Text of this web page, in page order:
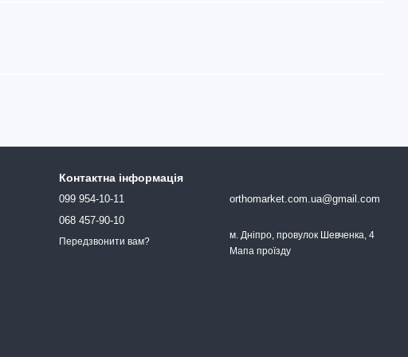
Контактна інформація
099 954-10-11
068 457-90-10
Передзвонити вам?
orthomarket.com.ua@gmail.com
м. Дніпро, провулок Шевченка, 4
Мапа проїзду